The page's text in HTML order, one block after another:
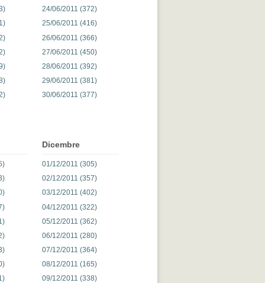
24/06/2011 (372)
25/06/2011 (416)
26/06/2011 (366)
27/06/2011 (450)
28/06/2011 (392)
29/06/2011 (381)
30/06/2011 (377)
Dicembre
01/12/2011 (305)
02/12/2011 (357)
03/12/2011 (402)
04/12/2011 (322)
05/12/2011 (362)
06/12/2011 (280)
07/12/2011 (364)
08/12/2011 (165)
09/12/2011 (338)